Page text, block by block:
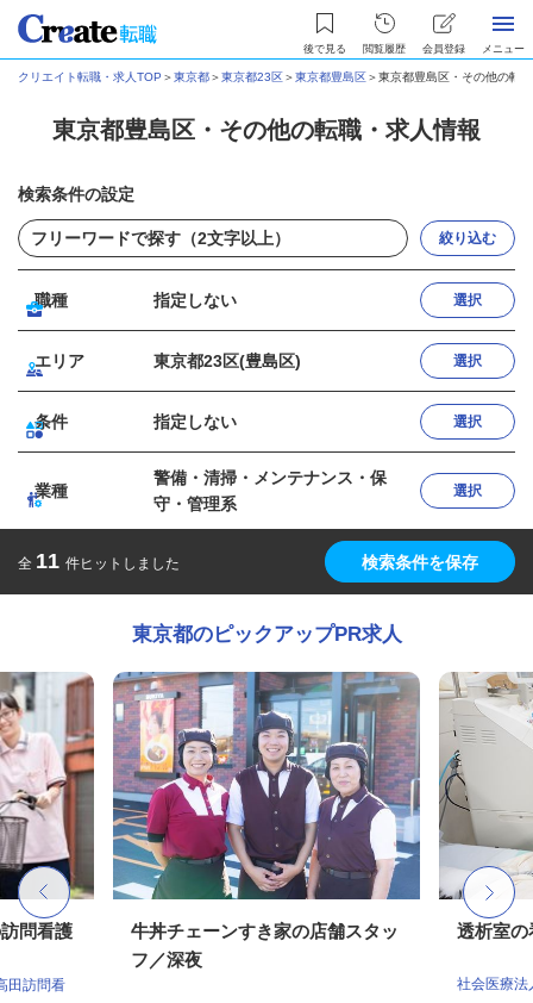
後で見る 閲覧履歴 会員登録 メニュー
クリエイト転職・求人TOP ＞東京都＞東京都23区＞東京都豊島区＞東京都豊島区・その他の転
東京都豊島区・その他の転職・求人情報
検索条件の設定
絞り込む
職種 指定しない 選択
エリア 東京都23区(豊島区) 選択
条件 指定しない 選択
業種
警備・清掃・メンテナンス・保
守・管理系
選択
全 11 件ヒットしました 検索条件を保存
東京都のピックアップPR求人
問看護
田訪問看
牛丼チェーンすき家の店舗スタッ
フ／深夜
透析室の
社会医療